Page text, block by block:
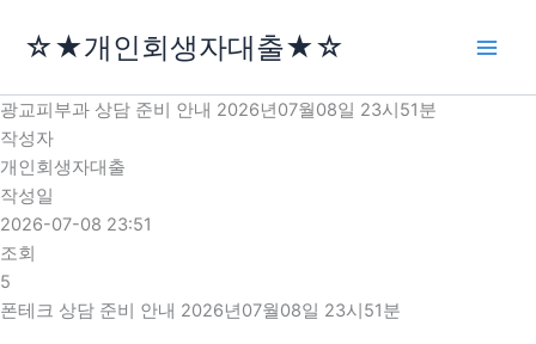
로
건
너
뛰
기
☆★개인회생자대출★☆
광교피부과 상담 준비 안내 2026년07월08일 23시51분
작성자
개인회생자대출
작성일
2026-07-08 23:51
조회
5
폰테크 상담 준비 안내 2026년07월08일 23시51분